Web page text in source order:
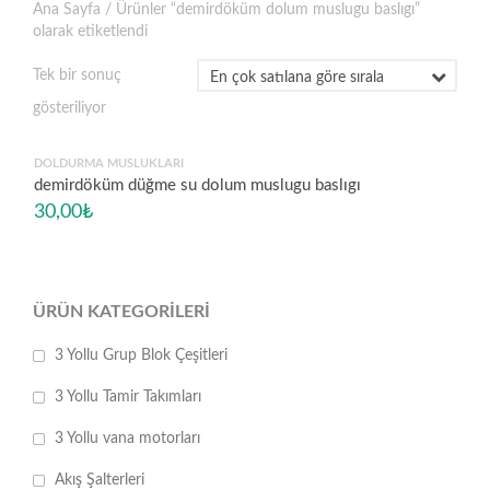
Ana Sayfa / Ürünler “demirdöküm dolum muslugu baslıgı”
olarak etiketlendi
Tek bir sonuç
gösteriliyor
DOLDURMA MUSLUKLARI
demirdöküm düğme su dolum muslugu baslıgı
30,00₺
ÜRÜN KATEGORILERI
3 Yollu Grup Blok Çeşitleri
3 Yollu Tamir Takımları
3 Yollu vana motorları
Akış Şalterleri